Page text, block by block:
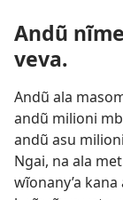
Andũ
veva.
Andũ ala
andũ milioni
andũ asu
Ngai, na ala
wĩonany’a